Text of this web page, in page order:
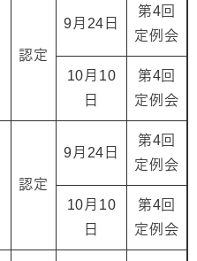
認定
9月24日
第4回
定例会
10月10
日
第4回
定例会
認定
9月24日
第4回
定例会
10月10
日
第4回
定例会